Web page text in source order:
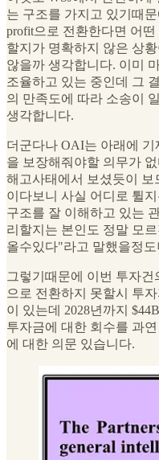
는 구조를 가지고 있기때
profit으로 전환한다면 어
할지가 명확하지 않은 상
않을까 생각합니다. 이미
조율하고 있는 중인데 그
의 만족도에 따라 소송이
생각합니다.
더군다나 OAI는 아래에
을 보장해줘야할 의무가
해고사태에서 보셨듯이
이다보니 사실 어디로 튈
구조를 잘 이해하고 있는
리할지는 본인도 정말 모
올수있다"라고 말했을정도
그렇기때문에 이번 투자
으로 전환하지 못할시 투
이 있는데 2028년까지
투자금에 대한 회수를 과
에 대한 의문 있습니다.